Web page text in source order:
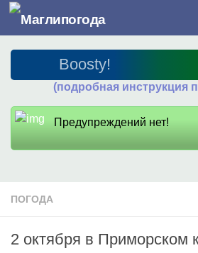
Перейти к содержимому
Boosty!
(подробная инструкция
Предупреждений нет!
ПОГОДА
2 октября в Приморском